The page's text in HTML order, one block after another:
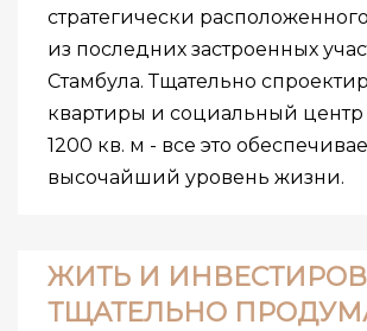
стратегически
из последних застроенных
Стамбула. Тщательно
квартиры и социальный
1200 кв. м - все это
высочайший уровень жизни.
ЖИТЬ И
ТЩАТЕЛЬНО